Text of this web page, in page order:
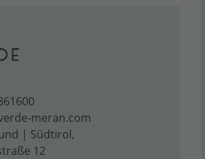
meran.com
| Südtirol,
12